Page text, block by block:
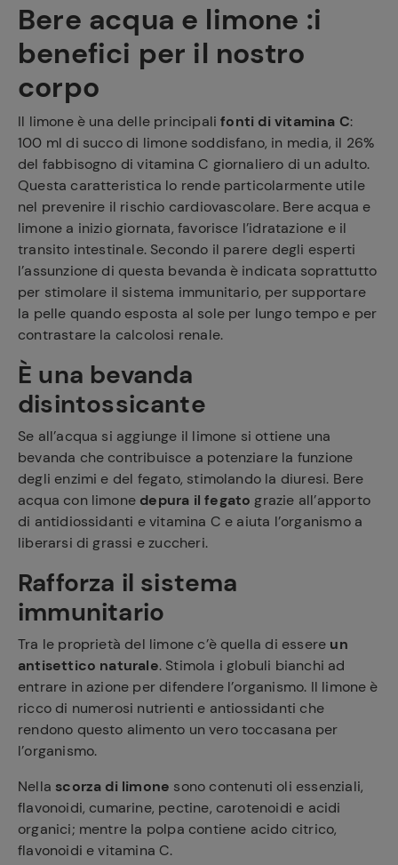
Bere acqua e limone :i
benefici per il nostro
corpo
Il limone è una delle principali fonti di vitamina C:
100 ml di succo di limone soddisfano, in media, il 26%
del fabbisogno di vitamina C giornaliero di un adulto.
Questa caratteristica lo rende particolarmente utile
nel prevenire il rischio cardiovascolare. Bere acqua e
limone a inizio giornata, favorisce l’idratazione e il
transito intestinale. Secondo il parere degli esperti
l’assunzione di questa bevanda è indicata soprattutto
per stimolare il sistema immunitario, per supportare
la pelle quando esposta al sole per lungo tempo e per
contrastare la calcolosi renale.
È una bevanda
disintossicante
Se all’acqua si aggiunge il limone si ottiene una
bevanda che contribuisce a potenziare la funzione
degli enzimi e del fegato, stimolando la diuresi. Bere
acqua con limone depura il fegato grazie all’apporto
di antidiossidanti e vitamina C e aiuta l’organismo a
liberarsi di grassi e zuccheri.
Rafforza il sistema
immunitario
Tra le proprietà del limone c’è quella di essere un
antisettico naturale. Stimola i globuli bianchi ad
entrare in azione per difendere l’organismo. Il limone è
ricco di numerosi nutrienti e antiossidanti che
rendono questo alimento un vero toccasana per
l’organismo.
Nella scorza di limone sono contenuti oli essenziali,
flavonoidi, cumarine, pectine, carotenoidi e acidi
organici; mentre la polpa contiene acido citrico,
flavonoidi e vitamina C.